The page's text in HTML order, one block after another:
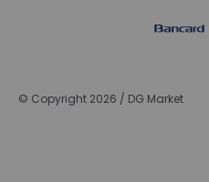
© Copyright 2026 / DG Market